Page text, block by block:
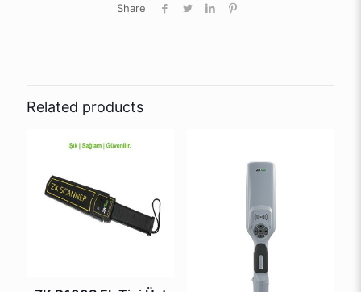
Share
Related products